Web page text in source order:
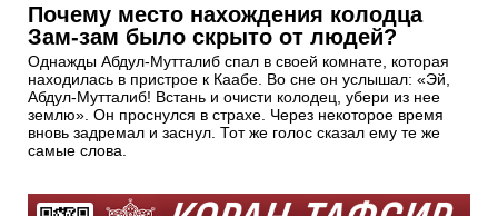
Почему место нахождения колодца
Зам-зам было скрыто от людей?
Однажды Абдул-Мутталиб спал в своей комнате, которая
находилась в пристрое к Каабе. Во сне он услышал: «Эй,
Абдул-Мутталиб! Встань и очисти колодец, убери из нее
землю». Он проснулся в страхе. Через некоторое время
вновь задремал и заснул. Тот же голос сказал ему те же
самые слова.